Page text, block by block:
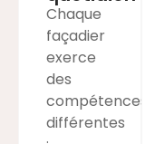
Chaque
façadier
exerce
des
compétences
différentes